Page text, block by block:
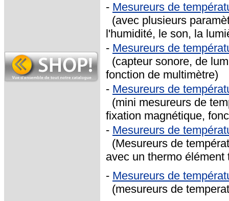
- Mesureurs de
(avec plusieurs
l'humidité, le son, la
- Mesureurs de
(capteur sonore, de
fonction de multimètre)
- Mesureurs de
(mini mesureurs de
fixation magnétique,
- Mesureurs de
(Mesureurs de
avec un thermo élément
- Mesureurs de
(mesureurs de